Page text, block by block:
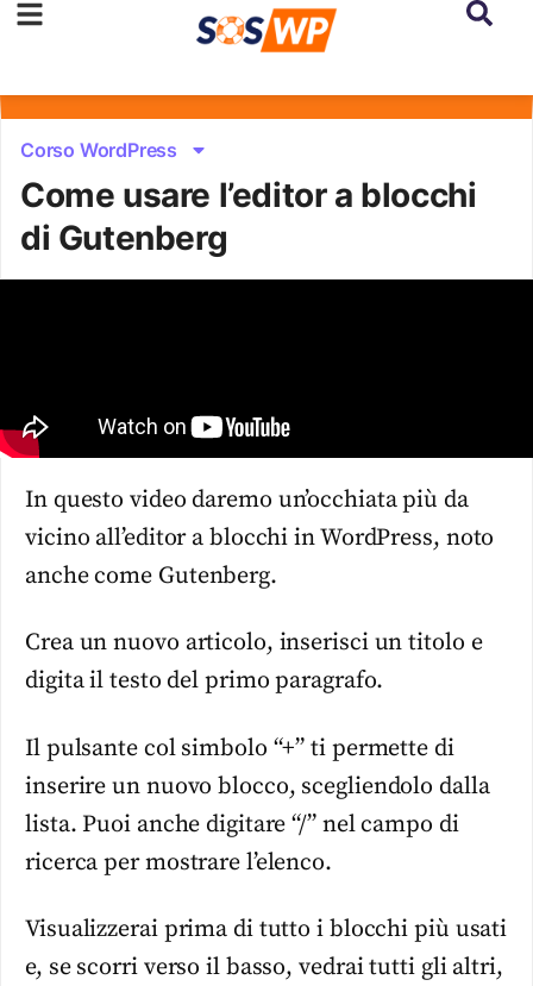
Corso WordPress
Come usare l’editor a blocchi
di Gutenberg
In questo video daremo un’occhiata più da
vicino all’editor a blocchi in WordPress, noto
anche come Gutenberg.
Crea un nuovo articolo, inserisci un titolo e
digita il testo del primo paragrafo.
Il pulsante col simbolo “+” ti permette di
inserire un nuovo blocco, scegliendolo dalla
lista. Puoi anche digitare “/” nel campo di
ricerca per mostrare l’elenco.
Visualizzerai prima di tutto i blocchi più usati
e, se scorri verso il basso, vedrai tutti gli altri,